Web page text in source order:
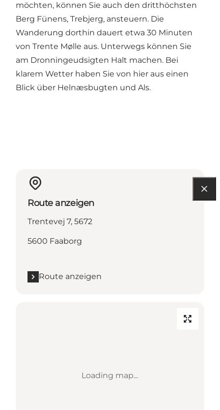
möchten, können Sie auch den dritthöchsten
Berg Fünens, Trebjerg, ansteuern. Die
Wanderung dorthin dauert etwa 30 Minuten
von Trente Mølle aus. Unterwegs können Sie
am Dronningeudsigten Halt machen. Bei
klarem Wetter haben Sie von hier aus einen
Blick über Helnæsbugten und Als.
Route anzeigen
Trentevej 7, 5672
5600 Faaborg
Route anzeigen
Loading map...